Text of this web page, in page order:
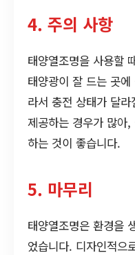
4. 주의 사항
태양열조명을 사용할
태양광이 잘 드는 곳
라서 충전 상태가 달
제공하는 경우가 많아
하는 것이 좋습니다.
5. 마무리
태양열조명은 환경을
었습니다. 디자인적으